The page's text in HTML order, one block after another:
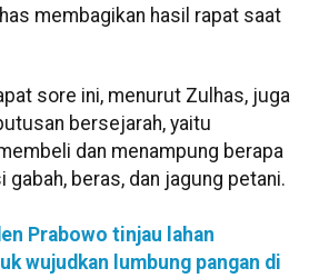
membagikan hasil rapat saat
sore ini, menurut Zulhas, juga
bersejarah, yaitu
dan menampung berapa
gabah, beras, dan jagung petani.
Prabowo tinjau lahan
wujudkan lumbung pangan di